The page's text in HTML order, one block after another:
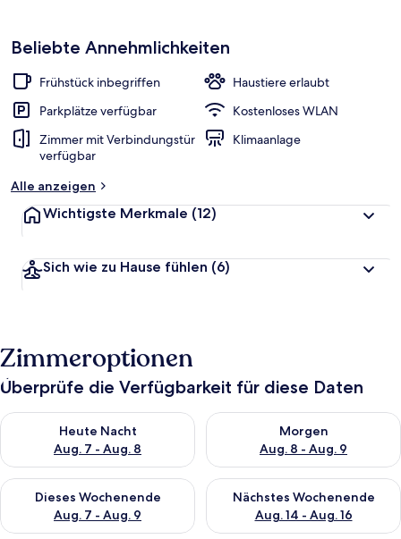
Beliebte Annehmlichkeiten
Frühstück inbegriffen
Haustiere erlaubt
Parkplätze verfügbar
Kostenloses WLAN
Zimmer mit Verbindungstür
verfügbar
Klimaanlage
Alle anzeigen
Wichtigste Merkmale (12)
Sich wie zu Hause fühlen (6)
Zimmeroptionen
Überprüfe die Verfügbarkeit für diese Daten
Heute Nacht
Aug. 7 - Aug. 8
Überprüfe die Verfügbarkeit für heute Nacht, Aug. 7 - Aug. 8.
Morgen
Aug. 8 - Aug. 9
Überprüfe die Verfügbarkeit
Dieses Wochenende
Aug. 7 - Aug. 9
Überprüfe die Verfügbarkeit für dieses Wochenende, Aug. 7
Nächstes Wochenende
Aug. 14 - Aug. 16
Überprüfe die Verfügbarkeit